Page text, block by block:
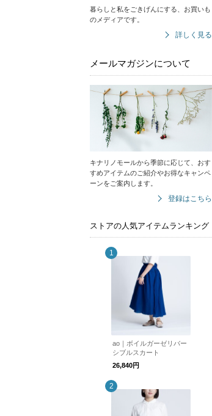
暮らしと私をごきげんにする、お買いも
のメディアです。
詳しく見る
メールマガジンについて
キナリノモールから季節に応じて、おす
すめアイテムのご紹介やお得なキャンペ
ーンをご案内します。
登録はこちら
ストアの人気アイテムランキング
ao｜ボイルガーゼリバー
シブルスカート
26,840円